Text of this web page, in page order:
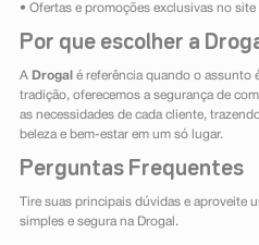
• Ofertas e promoções exclusivas no site
Por que escolher a
A Drogal é referência quando o assunto
tradição, oferecemos a segurança de
as necessidades de cada cliente,
beleza e bem-estar em um só lugar.
Perguntas Frequentes
Tire suas principais dúvidas e aproveite
simples e segura na Drogal.